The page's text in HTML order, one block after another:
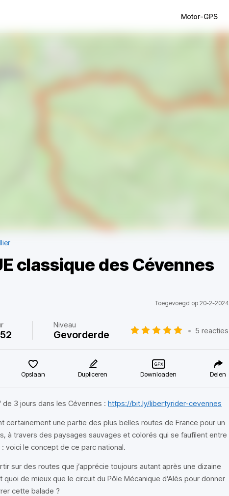
Motor-GPS
classique des Cévennes
Toegevoegd op 20-2-2024
Niveau
Gevorderde • 5 reacties
Opslaan Dupliceren Downloaden Delen
3 jours dans les Cévennes : https://bit.ly/libertyrider-cevennes
certainement une partie des plus belles routes de France pour un
à travers des paysages sauvages et colorés qui se faufilent entre
voici le concept de ce parc national.
sur des routes que j’apprécie toujours autant après une dizaine
quoi de mieux que le circuit du Pôle Mécanique d’Alès pour donner
cette balade ?